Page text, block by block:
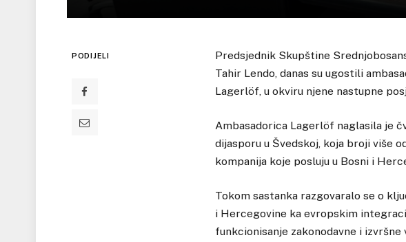
PODIJELI
Predsjednik Skupštine
Tahir Lendo, danas su ugostili
Lagerlöf, u okviru njene nastupne
Ambasadorica Lagerlöf naglasila je
dijasporu u Švedskoj, koja broji više
kompanija koje posluju u Bosni i
Tokom sastanka razgovaralo se o
i Hercegovine ka evropskim
funkcionisanje zakonodavne i